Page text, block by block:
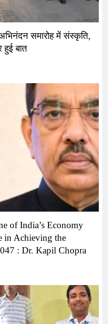
समारोह में संस्कृति,
हुई बात
of India’s Economy
in Achieving the
: Dr. Kapil Chopra